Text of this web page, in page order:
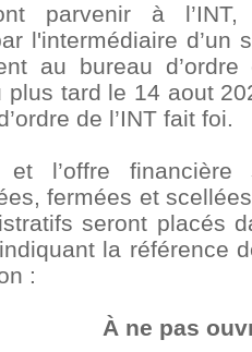
parvenir à
l'intermédiaire d’un
au bureau
plus tard le 14 aout
de l’INT fait foi.
et l’offre
fermées et
seront placés
la référence
:
À ne pas